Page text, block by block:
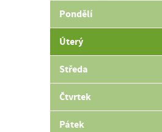
Pondělí
Úterý
Středa
Čtvrtek
Pátek